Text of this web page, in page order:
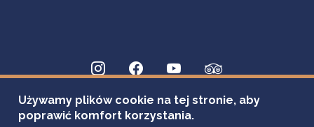
Używamy plików cookie na tej stronie, aby
poprawić komfort korzystania.